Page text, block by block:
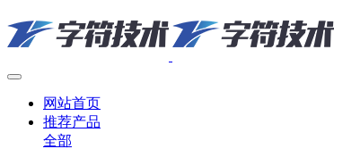
网站首页
推荐产品
全部